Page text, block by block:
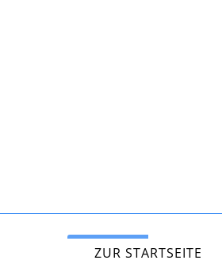
ZUR STARTSEITE